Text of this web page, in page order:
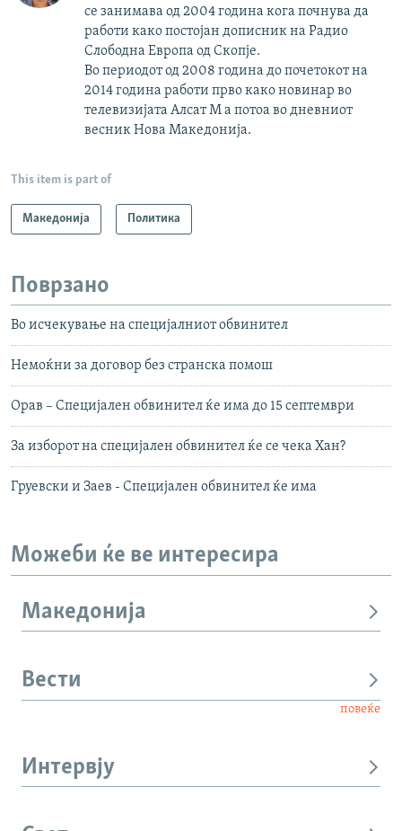
се занимава од 2004 година кога почнува да
работи како постојан дописник на Радио
Слободна Европа од Скопје.
Во периодот од 2008 година до почетокот на
2014 година работи прво како новинар во
телевизијата Алсат М а потоа во дневниот
весник Нова Македонија.
This item is part of
Македонија Политика
Поврзано
Во исчекување на специјалниот обвинител
Немоќни за договор без странска помош
Орав – Специјален обвинител ќе има до 15 септември
За изборот на специјален обвинител ќе се чека Хан?
Груевски и Заев - Специјален обвинител ќе има
Можеби ќе ве интересира
Македонија
Вести
повеќе
Интервју